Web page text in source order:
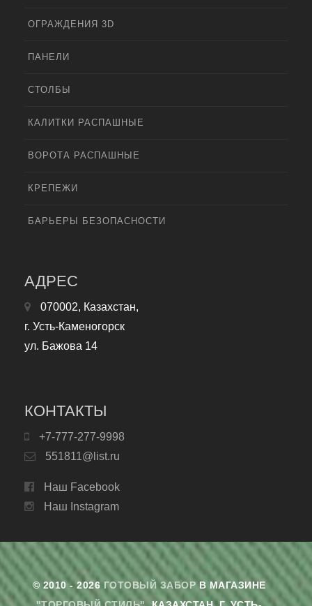
ОГРАЖДЕНИЯ 3D
ПАНЕЛИ
СТОЛБЫ
КАЛИТКИ РАСПАШНЫЕ
ВОРОТА РАСПАШНЫЕ
КРЕПЕЖИ
БАРЬЕРЫ БЕЗОПАСНОСТИ
АДРЕС
070002, Казахстан,
г. Усть-Каменогорск
ул. Бажова 14
КОНТАКТЫ
+7-777-277-9998
551811@list.ru
Наш Facebook
Наш Instagram
© 2010 - 2026 ГОТОВЫЙ ЗАБОРВ МАГАЗИНЕ